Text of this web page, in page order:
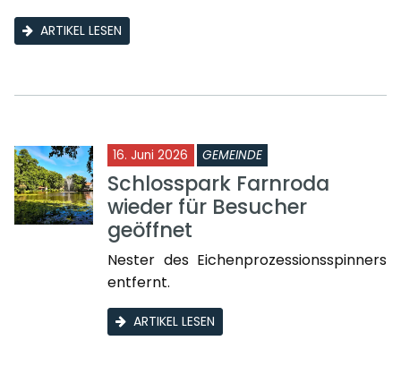
ARTIKEL LESEN
16. Juni 2026 GEMEINDE
Schlosspark Farnroda
wieder für Besucher
geöffnet
Nester des Eichenprozessionsspinners
entfernt.
ARTIKEL LESEN